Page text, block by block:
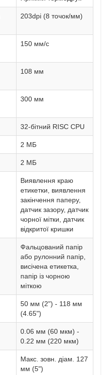
203dpi (8 точок/мм)
150 мм/с
108 мм
300 мм
32-бітний RISC CPU
2 МБ
2 МБ
Виявлення краю
етикетки, виявлення
закінчення паперу,
датчик зазору, датчик
чорної мітки, датчик
відкритої кришки
Фальцований папір
або рулонний папір,
висічена етикетка,
папір із чорною
міткою
50 мм (2") - 118 мм
(4.65")
0.06 мм (60 мкм) -
0.22 мм (220 мкм)
Макс. зовн. діам. 127
мм (5")